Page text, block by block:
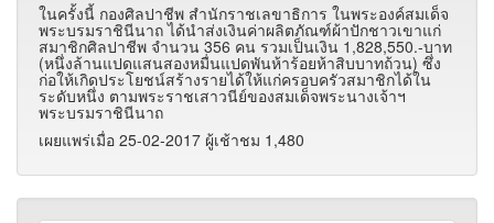
ในครั้งนี้ กองศิลปาชีพ สำนักราชเลขาธิการ ในพระองค์สมเด็จ
พระบรมราชินีนาถ ได้นำส่งเงินค่าผลิตภัณฑ์ผ้าปักชาวเขาแก่
สมาชิกศิลปาชีพ จำนวน 356 คน รวมเป็นเงิน 1 ,828,550.-บาท
(หนึ่งล้านแปดแสนสองหมื่นแปดพันห้าร้อยห้าสิบบาทถ้วน) ซึ่ง
ก่อให้เกิดประโยชน์สร้างรายได้ให้แก่ครอบครัวสมาชิกได้ใน
ระดับหนึ่ง ตามพระราชเสาวนีย์ของสมเด็จพระนางเจ้าฯ
พระบรมราชินีนาถ
เผยแพร่เมื่อ 25-02-2017 ผู้เช้าชม 1,480